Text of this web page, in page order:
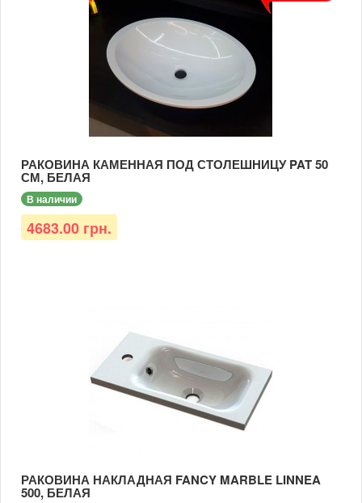
РАКОВИНА КАМЕННАЯ ПОД СТОЛЕШНИЦУ PAT 50
СМ, БЕЛАЯ
В наличии
4683.00 грн.
РАКОВИНА НАКЛАДНАЯ FANCY MARBLE LINNEA
500, БЕЛАЯ